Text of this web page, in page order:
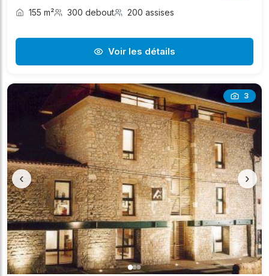
155 m² 300 debout 200 assises
Voir les détails
3
‹ ›